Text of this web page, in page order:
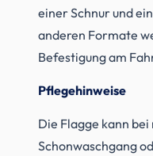
einer Schnur und
anderen Formate
Befestigung am
Pflegehinweise
Die Flagge kann
Schonwaschgang